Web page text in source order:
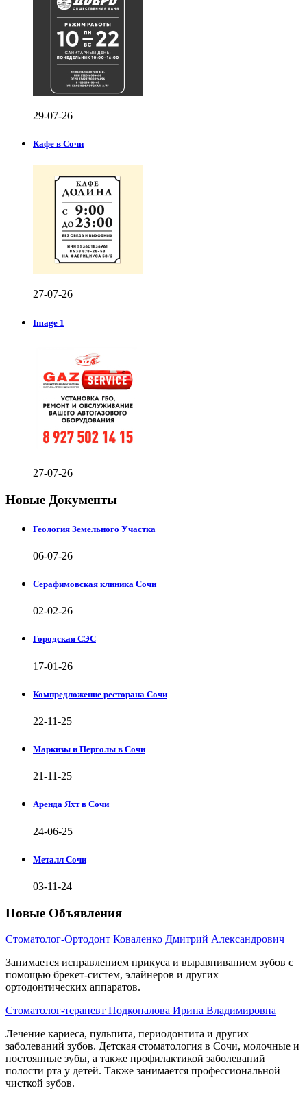
29-07-26
Кафе в Сочи
27-07-26
Image 1
27-07-26
Новые Документы
Геология Земельного Участка
06-07-26
Серафимовская клиника Сочи
02-02-26
Городская СЭС
17-01-26
Компредложение ресторана Сочи
22-11-25
Маркизы и Перголы в Сочи
21-11-25
Аренда Яхт в Сочи
24-06-25
Металл Сочи
03-11-24
Новые Объявления
Стоматолог-Ортодонт Коваленко Дмитрий Александрович
Занимается исправлением прикуса и выравниванием зубов с
помощью брекет-систем, элайнеров и других
ортодонтических аппаратов.
Стоматолог-терапевт Подкопалова Ирина Владимировна
Лечение кариеса, пульпита, периодонтита и других
заболеваний зубов. Детская стоматология в Сочи, молочные и
постоянные зубы, а также профилактикой заболеваний
полости рта у детей. Также занимается профессиональной
чисткой зубов.